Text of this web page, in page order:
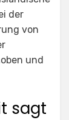
der
von
und
sagt